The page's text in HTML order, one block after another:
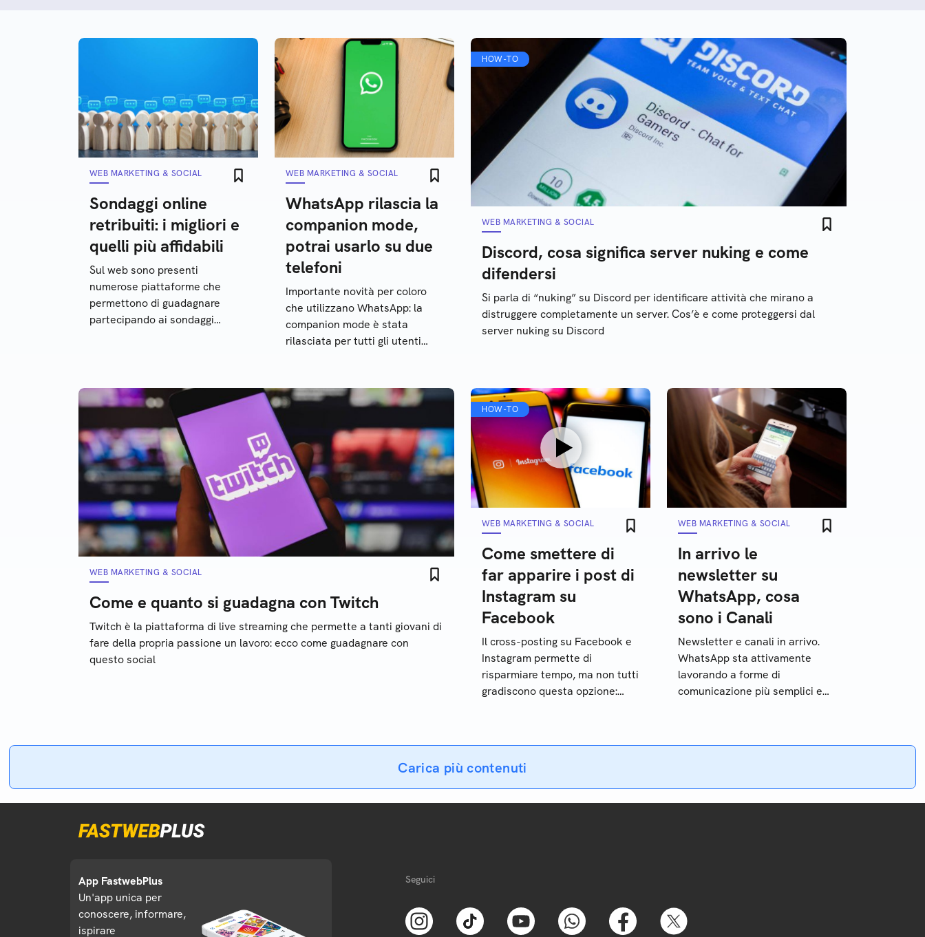
WEB MARKETING & SOCIAL
Sondaggi online
retribuiti: i migliori e
quelli più affidabili
Sul web sono presenti
numerose piattaforme che
permettono di guadagnare
partecipando ai sondaggi
WEB MARKETING & SOCIAL
WhatsApp rilascia la
companion mode,
potrai usarlo su due
telefoni
Importante novità per coloro
che utilizzano WhatsApp: la
companion mode è stata
rilasciata per tutti gli utenti
HOW-TO
WEB MARKETING & SOCIAL
Discord, cosa significa server nuking e come
difendersi
Si parla di “nuking” su Discord per identificare attività che mirano a
distruggere completamente un server. Cos’è e come proteggersi dal
server nuking su Discord
WEB MARKETING & SOCIAL
Come e quanto si guadagna con Twitch
Twitch è la piattaforma di live streaming che permette a tanti giovani di
fare della propria passione un lavoro: ecco come guadagnare con
questo social
HOW-TO
WEB MARKETING & SOCIAL
Come smettere di
far apparire i post di
Instagram su
Facebook
Il cross-posting su Facebook e
Instagram permette di
risparmiare tempo, ma non tutti
gradiscono questa opzione:
WEB MARKETING & SOCIAL
In arrivo le
newsletter su
WhatsApp, cosa
sono i Canali
Newsletter e canali in arrivo.
WhatsApp sta attivamente
lavorando a forme di
comunicazione più semplici e
Carica più contenuti
App FastwebPlus
Un'app unica per
conoscere, informare,
ispirare
Seguici